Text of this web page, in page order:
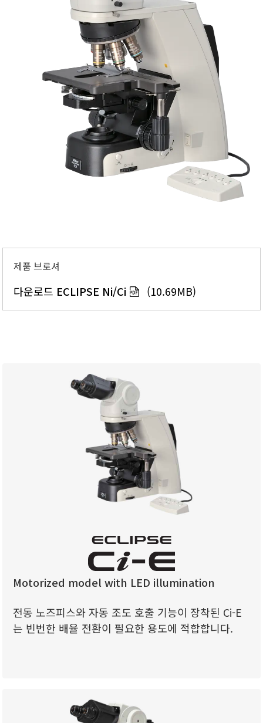
제품 브로셔
다운로드 ECLIPSE Ni/Ci (10.69MB)
Motorized model with LED illumination
전동 노즈피스와 자동 조도 호출 기능이 장착된 Ci-E
는 빈번한 배율 전환이 필요한 용도에 적합합니다.